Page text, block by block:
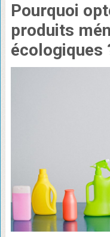
Pourquoi
produits
écologiques